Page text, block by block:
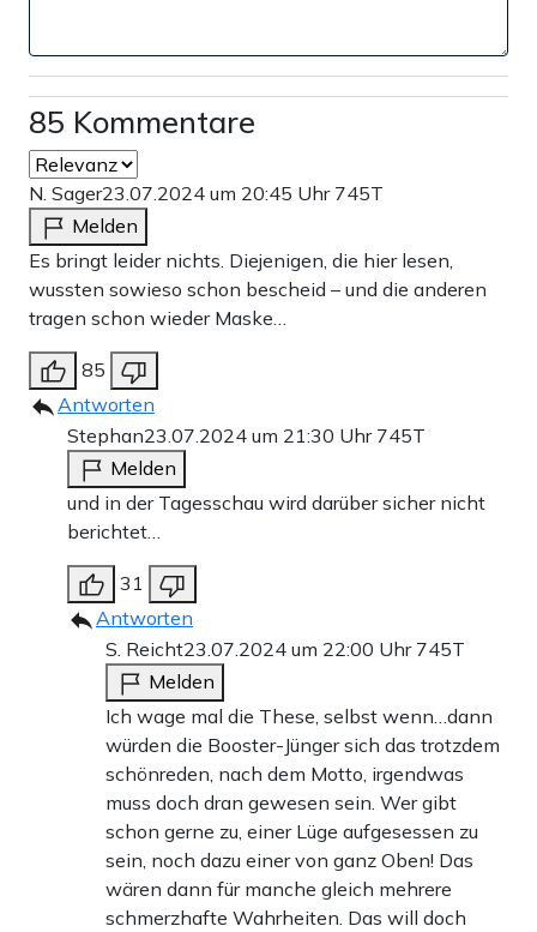
85 Kommentare
N. Sager23.07.2024 um 20:45 Uhr 745T
Melden
Es bringt leider nichts. Diejenigen, die hier lesen,
wussten sowieso schon bescheid – und die anderen
tragen schon wieder Maske…
85
Antworten
Stephan23.07.2024 um 21:30 Uhr 745T
Melden
und in der Tagesschau wird darüber sicher nicht
berichtet…
31
Antworten
S. Reicht23.07.2024 um 22:00 Uhr 745T
Melden
Ich wage mal die These, selbst wenn…dann
würden die Booster-Jünger sich das trotzdem
schönreden, nach dem Motto, irgendwas
muss doch dran gewesen sein. Wer gibt
schon gerne zu, einer Lüge aufgesessen zu
sein, noch dazu einer von ganz Oben! Das
wären dann für manche gleich mehrere
schmerzhafte Wahrheiten. Das will doch